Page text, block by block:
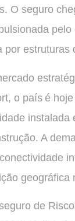
O seguro
estruturas
o país é
A
geográfica
de